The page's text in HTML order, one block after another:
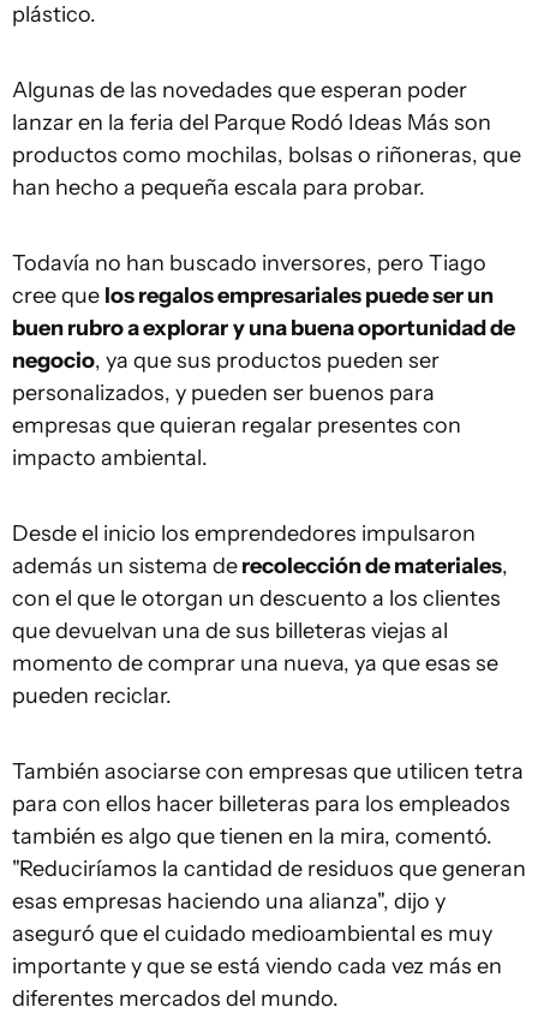
plástico.
Algunas de las novedades que esperan poder
lanzar en la feria del Parque Rodó Ideas Más son
productos como mochilas, bolsas o riñoneras, que
han hecho a pequeña escala para probar.
Todavía no han buscado inversores, pero Tiago
cree que los regalos empresariales puede ser un
buen rubro a explorary una buena oportunidad de
negocio, ya que sus productos pueden ser
personalizados, y pueden ser buenos para
empresas que quieran regalar presentes con
impacto ambiental.
Desde el inicio los emprendedores impulsaron
además un sistema derecolección de materiales,
con el que le otorgan un descuento a los clientes
que devuelvan una de sus billeteras viejas al
momento de comprar una nueva, ya que esas se
pueden reciclar.
También asociarse con empresas que utilicen tetra
para con ellos hacer billeteras para los empleados
también es algo que tienen en la mira, comentó.
"Reduciríamos la cantidad de residuos que generan
esas empresas haciendo una alianza", dijo y
aseguró que el cuidado medioambiental es muy
importante y que se está viendo cada vez más en
diferentes mercados del mundo.